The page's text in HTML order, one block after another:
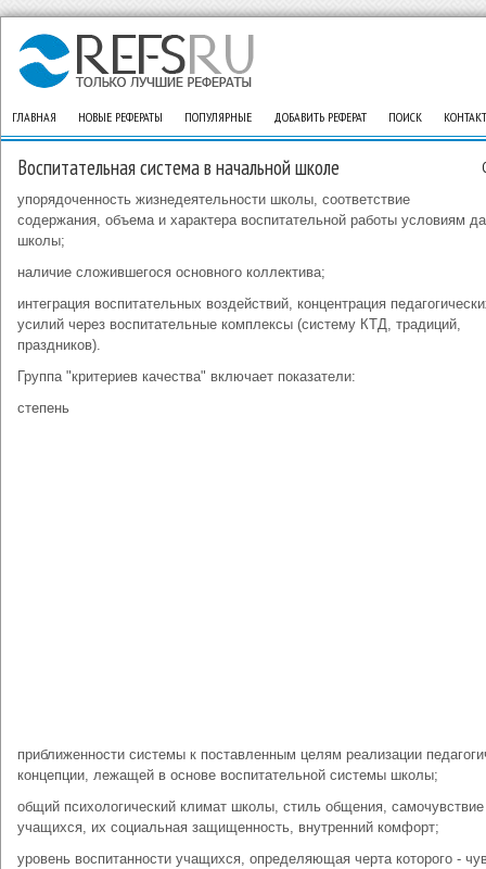
ГЛАВНАЯ НОВЫЕ РЕФЕРАТЫ ПОПУЛЯРНЫЕ ДОБАВИТЬ РЕФЕРАТ ПОИСК
Воспитательная система в начальной школе
упорядоченность жизнедеятельности школы, соответствие
содержания, объема и характера воспитательной работы условиям
школы;
наличие сложившегося основного коллектива;
интеграция воспитательных воздействий, концентрация
усилий через воспитательные комплексы (систему КТД, традиций,
праздников).
Группа "критериев качества" включает показатели:
степень
приближенности системы к поставленным целям реализации
концепции, лежащей в основе воспитательной системы школы;
общий психологический климат школы, стиль общения, самочувствие
учащихся, их социальная защищенность, внутренний комфорт;
уровень воспитанности учащихся, определяющая черта которого -